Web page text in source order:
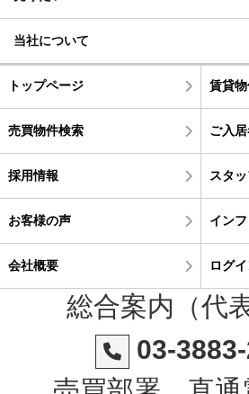
当社について
トップページ 賃貸
売買物件検索 ご入
採用情報 スタ
お客様の声 イン
会社概要 ログ
総合案内（代
03-